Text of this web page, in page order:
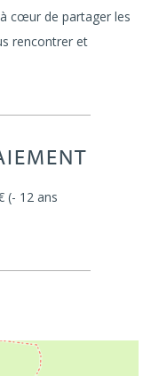
cœur de partager les
rencontrer et
(- 12 ans